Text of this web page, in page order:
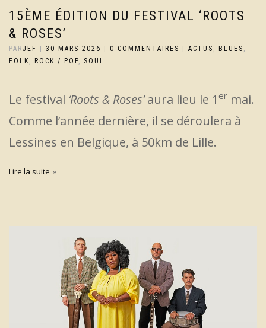
15ÈME ÉDITION DU FESTIVAL ‘ROOTS
& ROSES’
PARJEF 30 MARS 2026 0 COMMENTAIRES ACTUS , BLUES ,
FOLK, ROCK / POP, SOUL
Le festival ‘Roots & Roses’aura lieu le 1 er mai.
Comme l’année dernière, il se déroulera à
Lessines en Belgique, à 50km de Lille.
Lire la suite